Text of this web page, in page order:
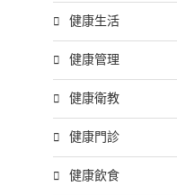
健康生活
健康管理
健康衛教
健康門診
健康飲食